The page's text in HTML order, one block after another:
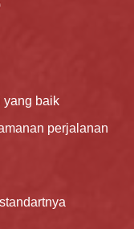
yang baik
perjalanan